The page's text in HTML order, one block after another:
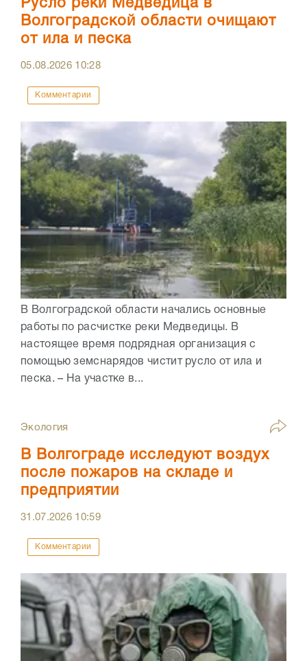
Русло реки Медведица в
Волгоградской области очищают
от ила и песка
05.08.2026 10:28
Комментарии
В Волгоградской области начались основные
работы по расчистке реки Медведицы. В
настоящее время подрядная организация с
помощью земснарядов чистит русло от ила и
песка. – На участке в...
Экология
В Волгограде исследуют воздух
после пожаров на складе и
предприятии
31.07.2026 10:59
Комментарии